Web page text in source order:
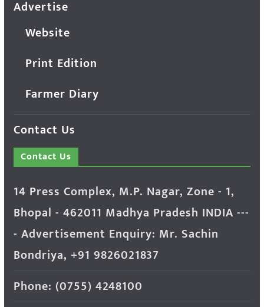
Advertise
Website
Print Edition
Farmer Diary
Contact Us
Contact Us
14 Press Complex, M.P. Nagar, Zone - 1,
Bhopal - 462011 Madhya Pradesh INDIA ---
- Advertisement Enquiry: Mr. Sachin
Bondriya, +91 9826021837
Phone: (0755) 4248100